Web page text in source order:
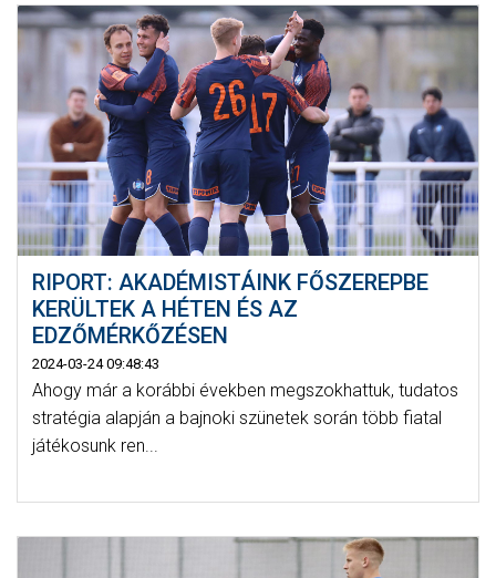
RIPORT: AKADÉMISTÁINK FŐSZEREPBE
KERÜLTEK A HÉTEN ÉS AZ
EDZŐMÉRKŐZÉSEN
2024-03-24 09:48:43
Ahogy már a korábbi években megszokhattuk, tudatos
stratégia alapján a bajnoki szünetek során több fiatal
játékosunk ren...